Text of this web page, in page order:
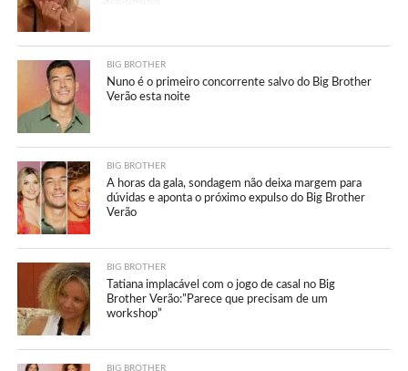
BIG BROTHER
Nuno é o primeiro concorrente salvo do Big Brother
Verão esta noite
BIG BROTHER
A horas da gala, sondagem não deixa margem para
dúvidas e aponta o próximo expulso do Big Brother
Verão
BIG BROTHER
Tatiana implacável com o jogo de casal no Big
Brother Verão:”Parece que precisam de um
workshop”
BIG BROTHER